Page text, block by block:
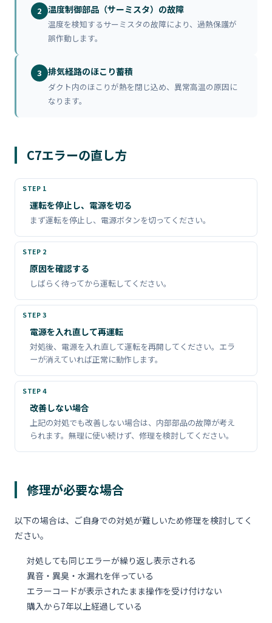
2 温度制御部品（サーミスタ）の故障
温度を検知するサーミスタの故障により、過熱保護が
誤作動します。
3 排気経路のほこり蓄積
ダクト内のほこりが熱を閉じ込め、異常高温の原因に
なります。
C7エラーの直し方
運転を停止し、電源を切る
まず運転を停止し、電源ボタンを切ってください。
原因を確認する
しばらく待ってから運転してください。
電源を入れ直して再運転
対処後、電源を入れ直して運転を再開してください。エラ
ーが消えていれば正常に動作します。
改善しない場合
上記の対処でも改善しない場合は、内部部品の故障が考え
られます。無理に使い続けず、修理を検討してください。
修理が必要な場合
以下の場合は、ご自身での対処が難しいため修理を検討してく
ださい。
対処しても同じエラーが繰り返し表示される
異音・異臭・水漏れを伴っている
エラーコードが表示されたまま操作を受け付けない
購入から7年以上経過している